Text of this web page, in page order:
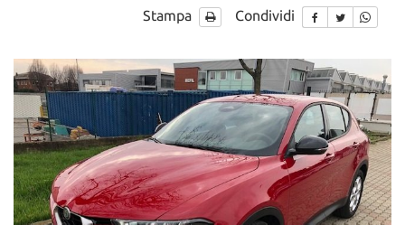
CONTATTI
Stampa Condividi
esprimere
le
tue
preferenze
di
consenso
alle
tecnologie
di